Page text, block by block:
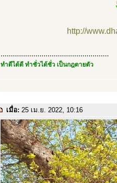
http://
.....................................................
ทำดีได้ดี ทำชั่วได้ชั่ว เป็นกฎตายตัว
เมื่อ: 25 เม.ย. 2022, 10:16